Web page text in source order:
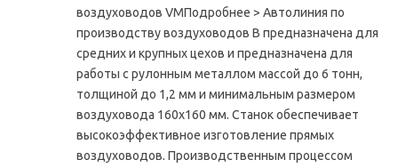
воздуховодов VMПодробнее > Автолиния по
производству воздуховодов В предназначена для
средних и крупных цехов и предназначена для
работы с рулонным металлом массой до 6 тонн,
толщиной до 1,2 мм и минимальным размером
воздуховода 160х160 мм. Станок обеспечивает
высокоэффективное изготовление прямых
воздуховодов. Производственным процессом